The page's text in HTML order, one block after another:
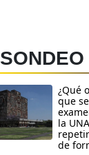
SONDEO
¿Qué
que
la
de